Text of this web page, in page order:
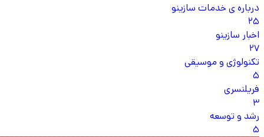
درباره ی خدمات سازینو
25
اخبار سازینو
27
تکنولوژی و موسیقی
5
فریلنسری
3
رشد و توسعه
5